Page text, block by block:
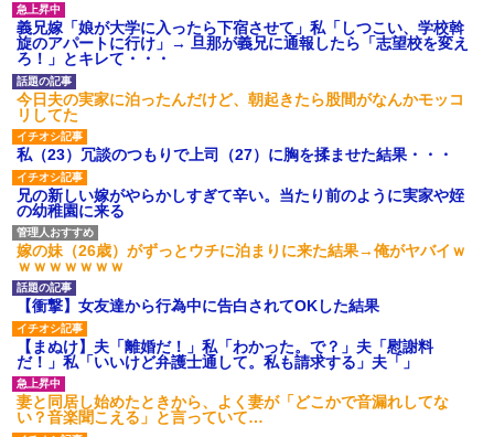
「男の人生はイージーモー
ド」とか言い出す女性いるけ
ど、そういう女性がハードモー
ドなんだって思う...
転勤族の夫につき高知で入社
した会社を一昨日の朝やめてき
た。ヘンパイとかいつの時代だ
気持ち悪い。
彼氏が『この車』買おうとし
て私とケンカになってるんだけ
どｗｗｗｗｗｗ
ハードオフに売っていた4万
4000円のフィギュアがヤバすぎ
るｗｗｗｗｗｗ「こんな高い
の？ｗｗ」「逆に超安い」
私「ちょっと、人の家の金庫
触らないでよ！」キチママ『そ
こに金庫があったから、開けて
みようとしただけ☆』義兄「泥
は出てけ！二度と来るな！」結
果・・・
私「初めて飲む味だけどなん
のお茶？」彼「ちっ！」私「」
【GIF】JSのカンチョーワロ
タ
と漏れるようになった
相手がどんなパイプ持ってい
るかも知れないのに…
いすぎて家を出て現在養護施設
で暮らしています
みたよ
義兄嫁「娘が大学に入ったら下宿させて」私「しつこい、学校斡
旋のアパートに行け」→ 旦那が義兄に通報したら「志望校を変え
ろ！」とキレて・・・
今日夫の実家に泊ったんだけど、朝起きたら股間がなんかモッコ
リしてた
私（23）冗談のつもりで上司（27）に胸を揉ませた結果・・・
兄の新しい嫁がやらかしすぎて辛い。当たり前のように実家や姪
の幼稚園に来る
嫁の妹（26歳）がずっとウチに泊まりに来た結果→俺がヤバイｗ
ｗｗｗｗｗｗｗ
【衝撃】女友達から行為中に告白されてOKした結果
【まぬけ】夫「離婚だ！」私「わかった。で？」夫「慰謝料
だ！」私「いいけど弁護士通して。私も請求する」夫「」
妻と同居し始めたときから、よく妻が「どこかで音漏れしてな
い？音楽聞こえる」と言っていて…